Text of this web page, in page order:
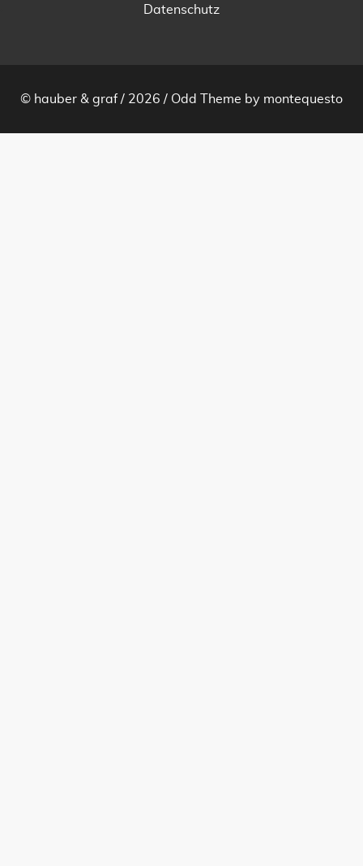
Datenschutz
© hauber & graf / 2026 / Odd Theme by montequesto